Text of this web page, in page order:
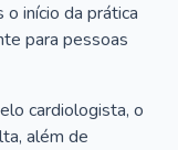
o início da prática
para pessoas
cardiologista, o
além de